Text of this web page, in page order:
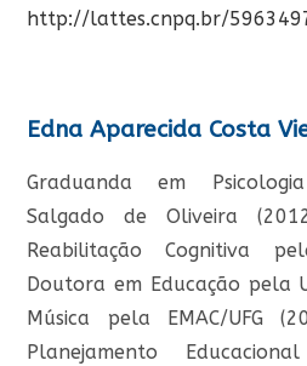
http://lattes.cnpq.br/
Edna Aparecida Costa
Graduanda em
Salgado de Oliveira
Reabilitação Cognitiva
Doutora em Educação pela
Música pela EMAC/UFG
Planejamento